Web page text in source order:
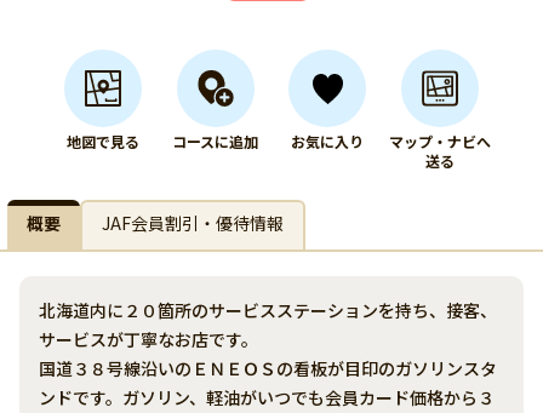
地図で見る コースに追加 お気に入り
マップ・ナビへ
送る
概要 JAF会員割引・優待情報
北海道内に２０箇所のサービスステーションを持ち、接客、
サービスが丁寧なお店です。
国道３８号線沿いのＥＮＥＯＳの看板が目印のガソリンスタ
ンドです。ガソリン、軽油がいつでも会員カード価格から３